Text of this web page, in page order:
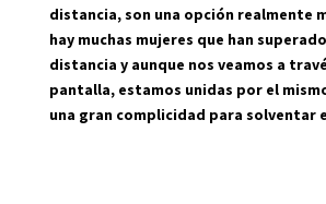
distancia, son una opción realmente
hay muchas mujeres que han
distancia y aunque nos veamos a
pantalla, estamos unidas por el
una gran complicidad para solventar